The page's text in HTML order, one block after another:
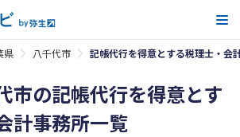
県 八千代市 記帳代行を得意とする税理士・会
市の記帳代行を得意とす
計事務所一覧